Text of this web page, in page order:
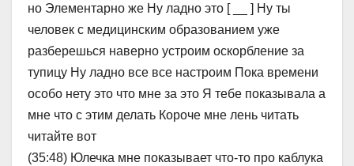
но Элементарно же Ну ладно это [ __ ] Ну ты
человек с медицинским образованием уже
разберешься наверно устроим оскорбление за
тупицу Ну ладно все все настроим Пока времени
особо нету это что мне за это Я тебе показывала а
мне что с этим делать Короче мне лень читать
читайте вот
(35:48) Юлечка мне показывает что-то про каблука